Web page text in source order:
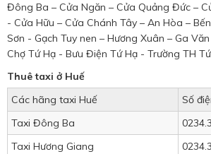
Đông Ba – Cửa Ngăn – Cửa Quảng Đức –
- Cửa Hữu – Cửa Chánh Tây – An Hòa –
Sơn - Gạch Tuy nen – Hương Xuân – Ga
Chợ Tứ Hạ - Bưu Điện Tứ Hạ - Trường TH
Thuê taxi ở Huế
Các hãng taxi Huế
Số
Taxi Đông Ba
Taxi Hương Giang